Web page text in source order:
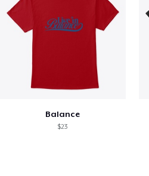
Balance
$23